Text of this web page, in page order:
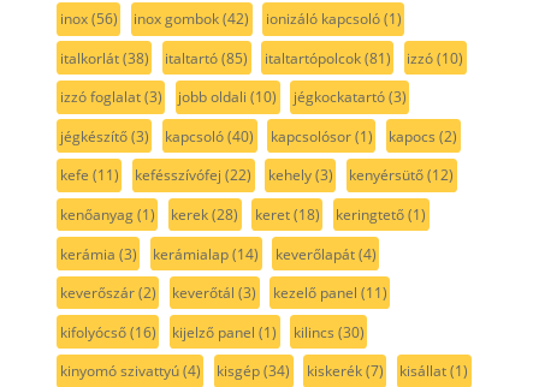
inox(56) inox gombok(42) ionizáló kapcsoló(1)
italkorlát(38) italtartó(85) italtartópolcok(81) izzó(10)
izzó foglalat(3) jobb oldali (10) jégkockatartó(3)
jégkészítő(3) kapcsoló(40) kapcsolósor(1) kapocs (2)
kefe (11) kefésszívófej (22) kehely(3) kenyérsütő(12)
kenőanyag(1) kerek(28) keret(18) keringtető(1)
kerámia (3) kerámialap(14) keverőlapát(4)
keverőszár(2) keverőtál (3) kezelő panel (11)
kifolyócső(16) kijelző panel (1) kilincs (30)
kinyomó szivattyú(4) kisgép(34) kiskerék(7) kisállat(1)